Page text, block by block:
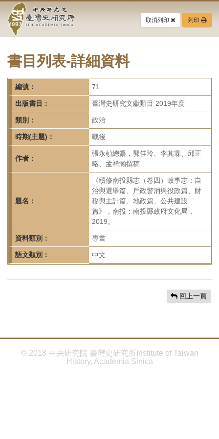
要
中
央
研
究
院-
臺
灣
史
研
所-
頁
取消列印 列印
書目列表-詳細資料
編號： 71
出版書目： 臺灣史研究文獻類目 2019年度
類別： 政治
時期(主題)： 戰後
作者：
張永楨總纂，郭佳玲、李其霖、邱正
略、孟祥瀚撰稿
題名：
《續修南投縣志（卷四）政事志：自
治與選舉篇、戶政警消與役政篇、財
稅與主計篇、地政篇、公共建設
篇》，南投：南投縣政府文化局，
2019。
資料類別： 專書
語文類別： 中文
回上一頁
© 2018 中央研究院 臺灣史研究所Institute of Taiwan
History, Academia Sinica